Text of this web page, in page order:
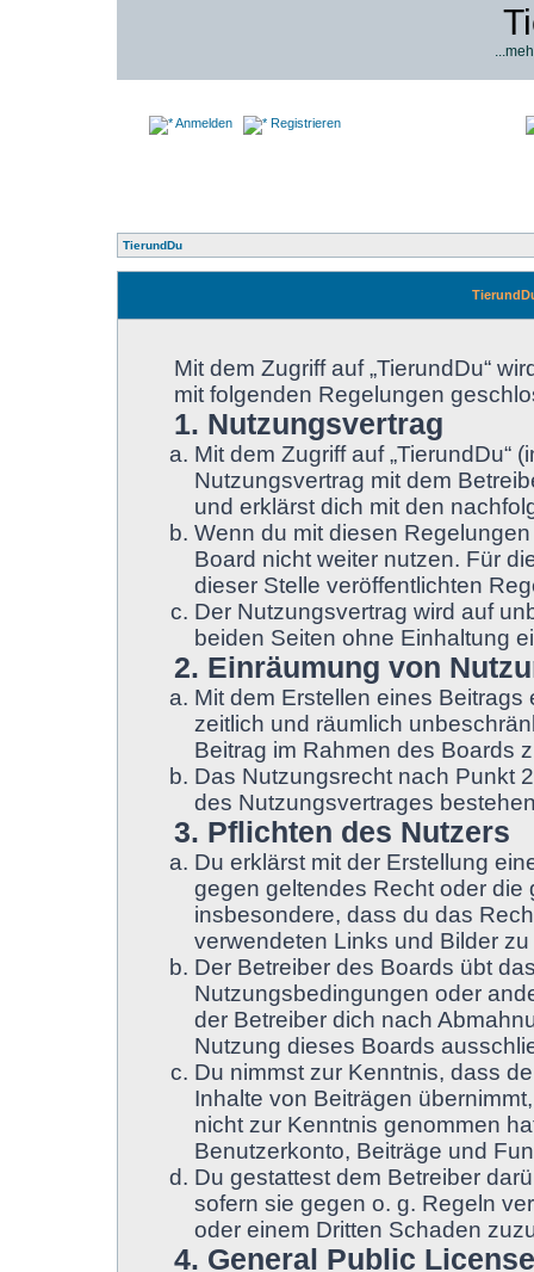
Anmelden Registrieren
TierundDu
Mit dem Zugriff auf „TierundDu“
mit folgenden Regelungen
1. Nutzungsvertrag
Mit dem Zugriff auf „TierundDu“
Nutzungsvertrag mit dem
und erklärst dich mit den
Wenn du mit diesen
Board nicht weiter nutzen. Für
dieser Stelle veröffentlichten
Der Nutzungsvertrag wird auf
beiden Seiten ohne Einhaltung
2. Einräumung von
Mit dem Erstellen eines
zeitlich und räumlich
Beitrag im Rahmen des Boards
Das Nutzungsrecht nach Punkt
des Nutzungsvertrages
3. Pflichten des Nutzers
Du erklärst mit der Erstellung
gegen geltendes Recht oder die
insbesondere, dass du das
verwendeten Links und Bilder
Der Betreiber des Boards übt
Nutzungsbedingungen oder
der Betreiber dich nach
Nutzung dieses Boards
Du nimmst zur Kenntnis, dass
Inhalte von Beiträgen
nicht zur Kenntnis genommen
Benutzerkonto, Beiträge und
Du gestattest dem Betreiber
sofern sie gegen o. g. Regeln
oder einem Dritten Schaden
4. General Public License